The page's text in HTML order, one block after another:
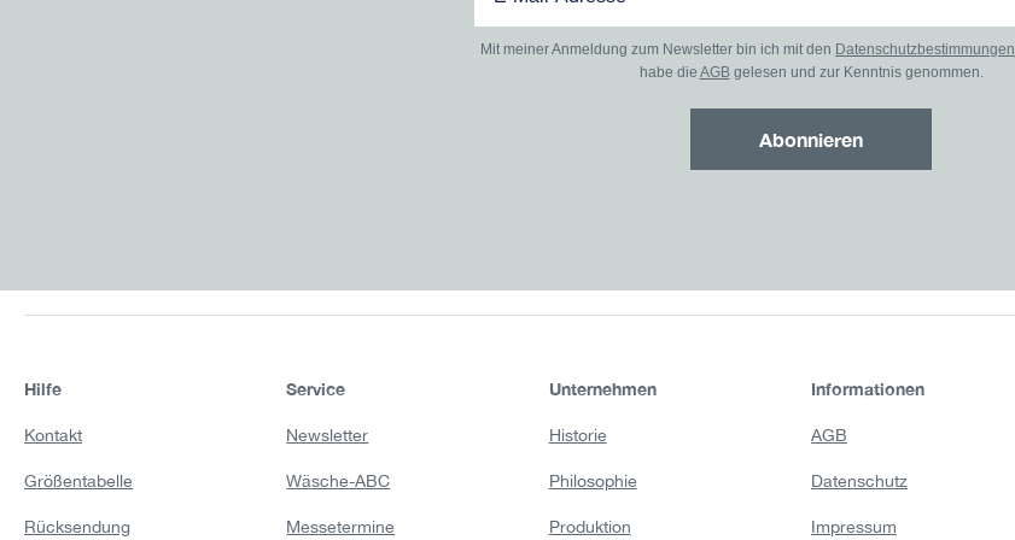
Mit meiner Anmeldung zum Newsletter bin ich mit den Datenschutzbestimmungen
habe die AGBgelesen und zur Kenntnis genommen.
Abonnieren
Hilfe
Kontakt
Größentabelle
Rücksendung
Service
Newsletter
Wäsche-ABC
Messetermine
Unternehmen
Historie
Philosophie
Produktion
Informationen
AGB
Datenschutz
Impressum